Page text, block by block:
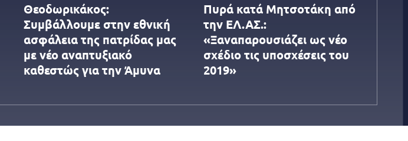
Θεοδωρικάκος:
Συμβάλλουμε στην εθνική
ασφάλεια της πατρίδας μας
με νέο αναπτυξιακό
καθεστώς για την Άμυνα
Πυρά κατά Μητσοτάκη από
την ΕΛ.ΑΣ.:
«Ξαναπαρουσιάζει ως νέο
σχέδιο τις υποσχέσεις του
2019»